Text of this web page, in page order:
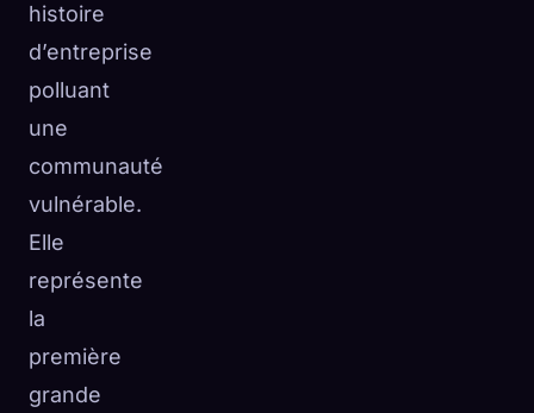
histoire
d’entreprise
polluant
une
communauté
vulnérable.
Elle
représente
la
première
grande